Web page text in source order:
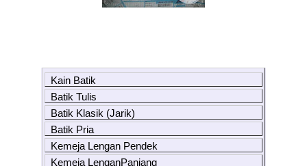
Kain Batik
Batik Tulis
Batik Klasik (Jarik)
Batik Pria
Kemeja Lengan Pendek
Kemeja LenganPanjang